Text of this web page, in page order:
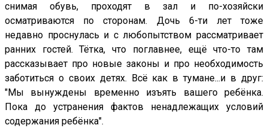
снимая обувь, проходят в зал и по-хозяйски
осматриваются по сторонам. Дочь 6-ти лет тоже
недавно проснулась и с любопытством рассматривает
ранних гостей. Тётка, что поглавнее, ещё что-то там
рассказывает про новые законы и про необходимость
заботиться о своих детях. Всё как в тумане...и в друг:
"Мы вынуждены временно изъять вашего ребёнка.
Пока до устранения фактов ненадлежащих условий
содержания ребёнка".